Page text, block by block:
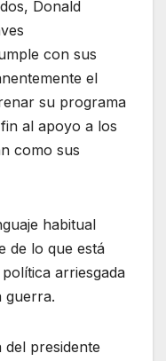
Donald
con sus
el
su programa
al apoyo a los
como sus
habitual
de lo que está
arriesgada
guerra.
presidente